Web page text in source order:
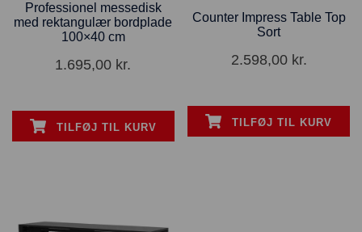
Professionel messedisk
med rektangulær bordplade
100×40 cm
1.695,00 kr.
TILFØJ TIL KURV
Counter Impress Table Top
Sort
2.598,00 kr.
TILFØJ TIL KURV